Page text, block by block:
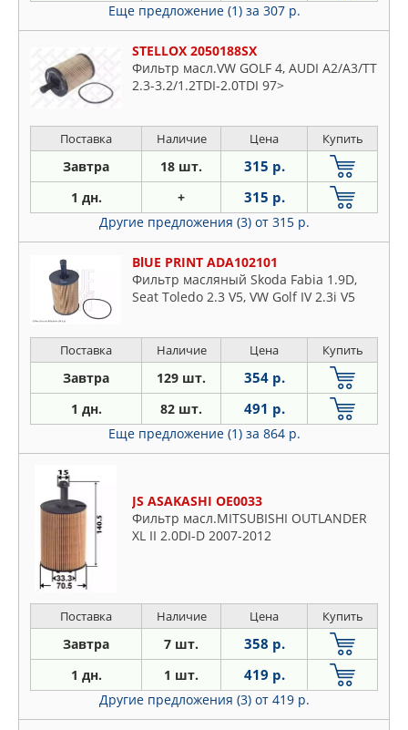
Еще предложение (1) за 307 р.
STELLOX 2050188SX
Фильтр масл.VW GOLF 4, AUDI A2/A3/TT
2.3-3.2/1.2TDI-2.0TDI 97>
Поставка Наличие Цена Купить
Завтра 18 шт. 315 р.
1 дн. + 315 р.
Другие предложения (3) от 315 р.
BlUE PRINT ADA102101
Фильтр масляный Skoda Fabia 1.9D,
Seat Toledo 2.3 V5, VW Golf IV 2.3i V5
Поставка Наличие Цена Купить
Завтра 129 шт. 354 р.
1 дн. 82 шт. 491 р.
Еще предложение (1) за 864 р.
JS ASAKASHI OE0033
Фильтр масл.MITSUBISHI OUTLANDER
XL II 2.0DI-D 2007-2012
Поставка Наличие Цена Купить
Завтра 7 шт. 358 р.
1 дн. 1 шт. 419 р.
Другие предложения (3) от 419 р.